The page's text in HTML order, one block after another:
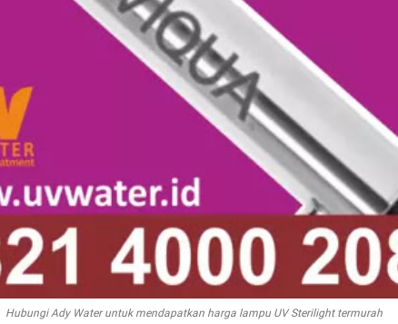
Hubungi Ady Water untuk mendapatkan harga lampu UV Sterilight termurah